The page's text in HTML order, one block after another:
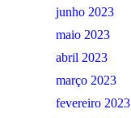
junho 2023
maio 2023
abril 2023
março 2023
fevereiro 2023